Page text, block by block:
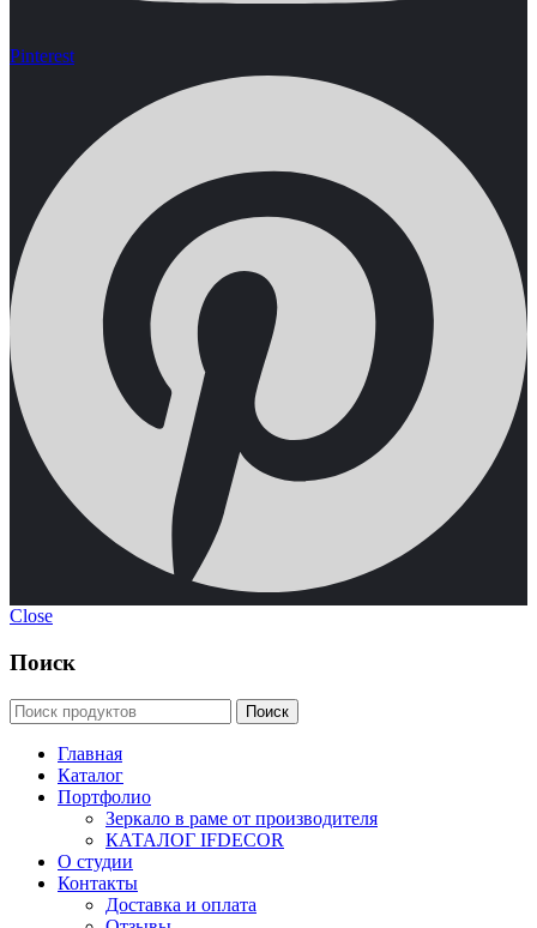
Pinterest
Close
Поиск
Главная
Каталог
Портфолио
Зеркало в раме от производителя
КАТАЛОГ IFDECOR
О студии
Контакты
Доставка и оплата